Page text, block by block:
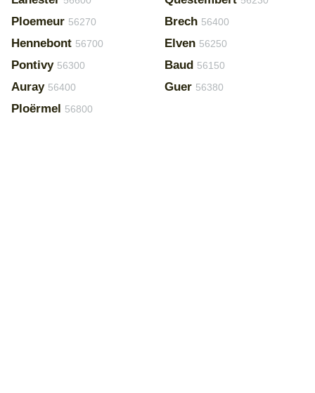
Ploemeur 56270
Hennebont 56700
Pontivy 56300
Auray 56400
Ploërmel 56800
Brech 56400
Elven 56250
Baud 56150
Guer 56380